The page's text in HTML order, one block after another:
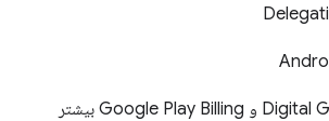
درباره Digital Goods API و Google Play Billing بیشتر